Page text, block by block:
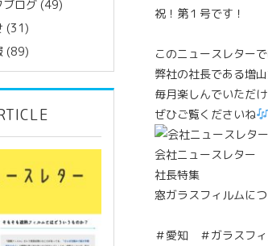
祝！第１号です！
このニュースレター
弊社の社長である増
毎月楽しんでいただ
ぜひご覧くださいね
会社ニュースレター
社長特集
窓ガラスフィルムに
＃愛知 ＃ガラスフ
ブログ (49)
(31)
(89)